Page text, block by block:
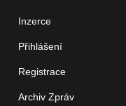
Inzerce
Přihlášení
Registrace
Archiv Zpráv